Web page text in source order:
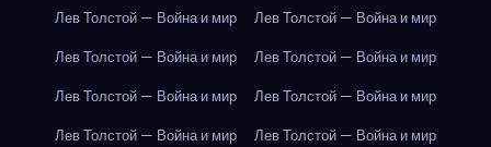
Лев Толстой — Война и мир
Лев Толстой — Война и мир
Лев Толстой — Война и мир
Лев Толстой — Война и мир
Лев Толстой — Война и мир
Лев Толстой — Война и мир
Лев Толстой — Война и мир
Лев Толстой — Война и мир